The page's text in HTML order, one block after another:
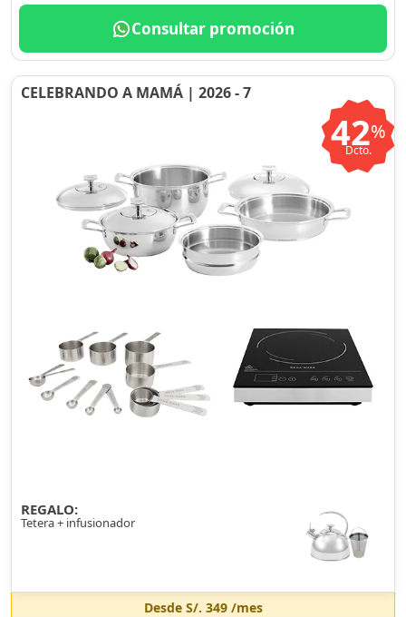
Consultar promoción
CELEBRANDO A MAMÁ | 2026 - 7
42%
Dcto.
REGALO:
Tetera + infusionador
Desde S/. 349/mes